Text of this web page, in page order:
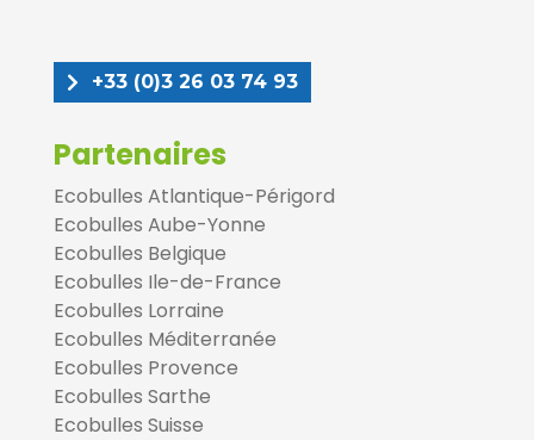
+33 (0)3 26 03 74 93
Partenaires
Ecobulles Atlantique-Périgord
Ecobulles Aube-Yonne
Ecobulles Belgique
Ecobulles Ile-de-France
Ecobulles Lorraine
Ecobulles Méditerranée
Ecobulles Provence
Ecobulles Sarthe
Ecobulles Suisse